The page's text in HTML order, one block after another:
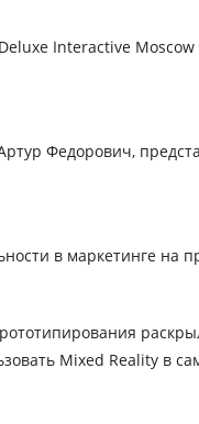
Interactive
Федорович,
в маркетинге на
Mixed Reality в